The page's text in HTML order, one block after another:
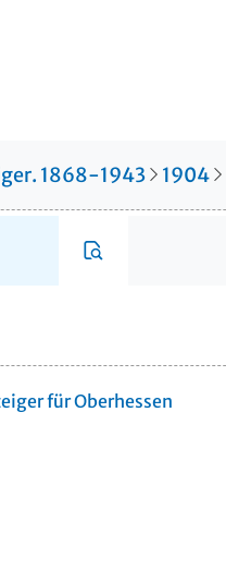
1868-1943 1904
für Oberhessen